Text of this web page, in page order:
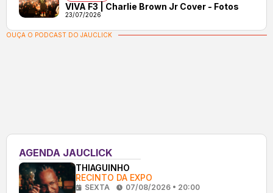
VIVA F3 | Charlie Brown Jr Cover - Fotos
23/07/2026
OUÇA O PODCAST DO JAUCLICK
AGENDA JAUCLICK
THIAGUINHO
RECINTO DA EXPO
SEXTA 07/08/2026 • 20:00